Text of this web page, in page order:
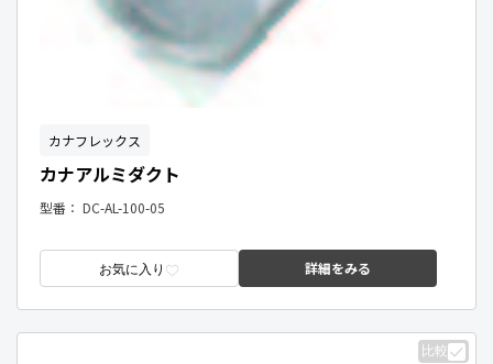
カナフレックス
カナアルミダクト
型番： DC-AL-100-05
お気に入り 詳細をみる
比較